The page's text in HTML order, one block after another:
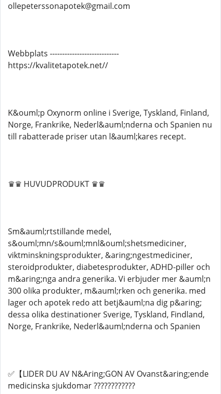
ollepeterssonapotek@gmail.com
Webbplats ----------------------------
https://kvalitetapotek.net//
K&ouml;p Oxynorm online i Sverige, Tyskland, Finland,
Norge, Frankrike, Nederl&auml;nderna och Spanien nu
till rabatterade priser utan l&auml;kares recept.
♛♛ HUVUDPRODUKT ♛♛
Sm&auml;rtstillande medel,
s&ouml;mn/s&ouml;mnl&ouml;shetsmediciner,
viktminskningsprodukter, &aring;ngestmediciner,
steroidprodukter, diabetesprodukter, ADHD-piller och
m&aring;nga andra generika. Vi erbjuder mer &auml;n
300 olika produkter, m&auml;rken och generika. med
lager och apotek redo att betj&auml;na dig p&aring;
dessa olika destinationer Sverige, Tyskland, Findland,
Norge, Frankrike, Nederl&auml;nderna och Spanien
✅【LIDER DU AV N&Aring;GON AV Ovanst&aring;ende
medicinska sjukdomar ????????????​​​​​​​​​​